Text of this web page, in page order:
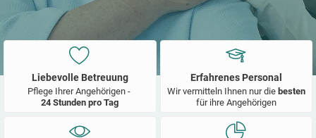
Liebevolle Betreuung
Pflege Ihrer Angehörigen -
24 Stunden pro Tag
Erfahrenes Personal
Wir vermitteln Ihnen nur die besten
für ihre Angehörigen